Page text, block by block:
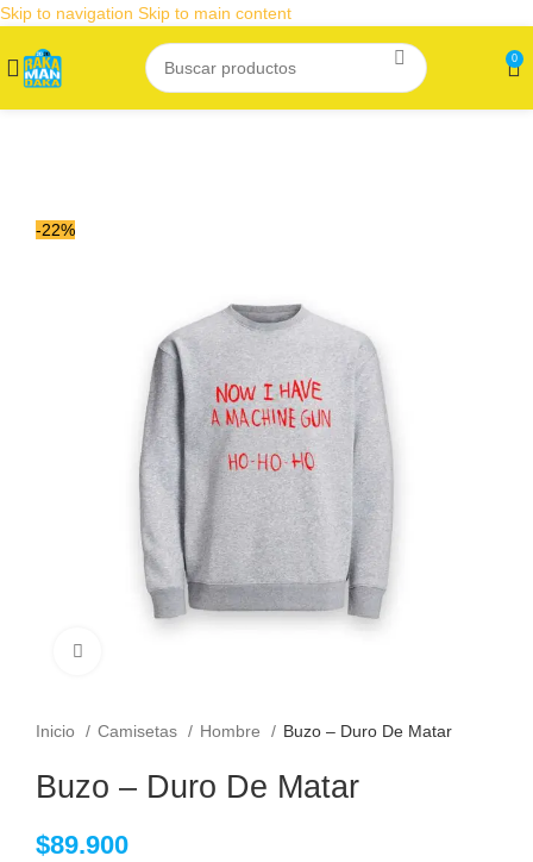
Skip to navigation Skip to main content
0
-22%
Inicio Camisetas Hombre Buzo – Duro De Matar
Buzo – Duro De Matar
$89.900